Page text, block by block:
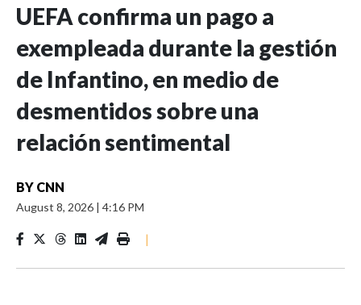
UEFA confirma un pago a
exempleada durante la gestión
de Infantino, en medio de
desmentidos sobre una
relación sentimental
BY CNN
August 8, 2026 | 4:16 PM
|